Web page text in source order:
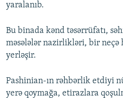
yaralanıb.
Bu binada kənd təsərrüfatı,
məsələlər nazirlikləri, bir
yerləşir.
Pashinian-ın rəhbərlik etdiyi
yerə qoymağa, etirazlara